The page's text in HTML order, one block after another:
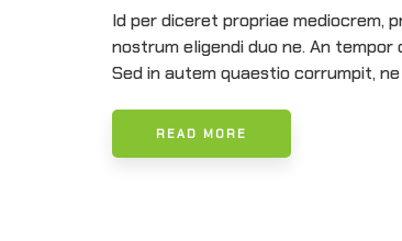
Id per diceret propriae mediocrem,
nostrum eligendi duo ne. An
Sed in autem quaestio corrumpit,
READ MORE